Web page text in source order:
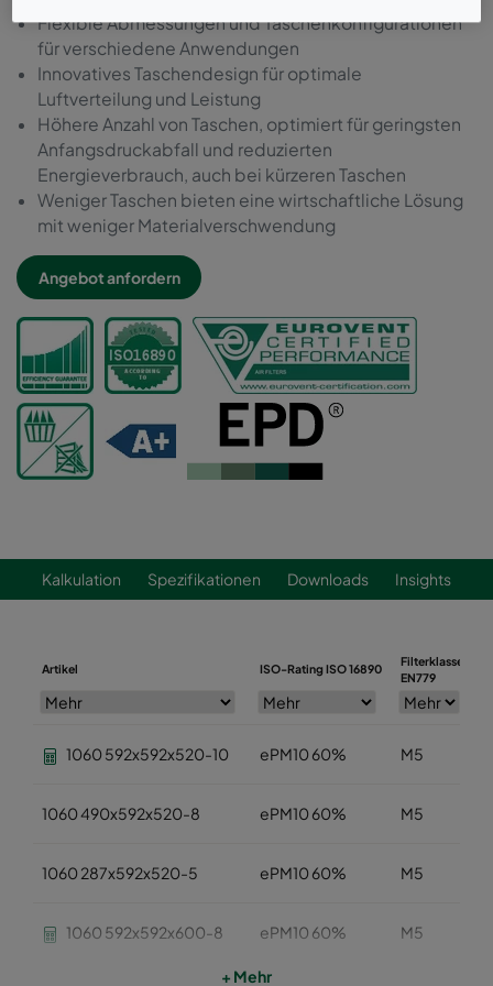
Flexible Abmessungen und Taschenkonfigurationen
für verschiedene Anwendungen
Innovatives Taschendesign für optimale
Luftverteilung und Leistung
Höhere Anzahl von Taschen, optimiert für geringsten
Anfangsdruckabfall und reduzierten
Energieverbrauch, auch bei kürzeren Taschen
Weniger Taschen bieten eine wirtschaftliche Lösung
mit weniger Materialverschwendung
Angebot anfordern
Kalkulation Spezifikationen Downloads Insights
Artikel ISO-Rating ISO 16890
Filterklasse
EN779
1060 592x592x520-10 ePM10 60% M5
1060 490x592x520-8 ePM10 60% M5
1060 287x592x520-5 ePM10 60% M5
1060 592x592x600-8 ePM10 60% M5
+ Mehr